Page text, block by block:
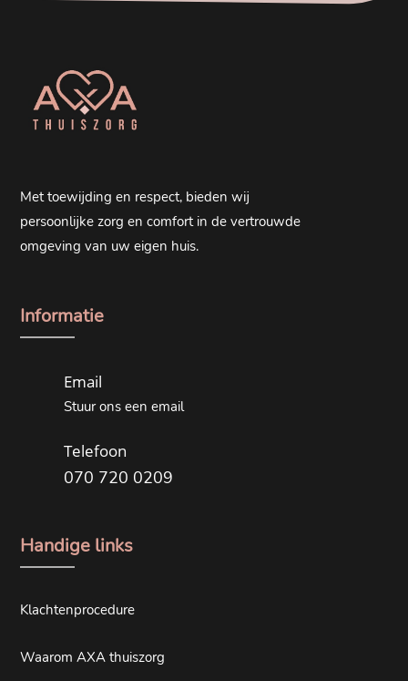
Met toewijding en respect, bieden wij
persoonlijke zorg en comfort in de vertrouwde
omgeving van uw eigen huis.
Informatie
Email
Stuur ons een email
Telefoon
070 720 0209
Handige links
Klachtenprocedure
Waarom AXA thuiszorg